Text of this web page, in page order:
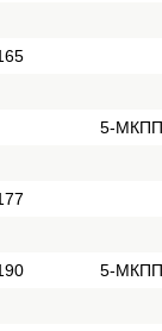
5-МКПП
5-МКПП